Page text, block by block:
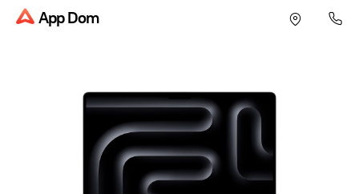
App Dom